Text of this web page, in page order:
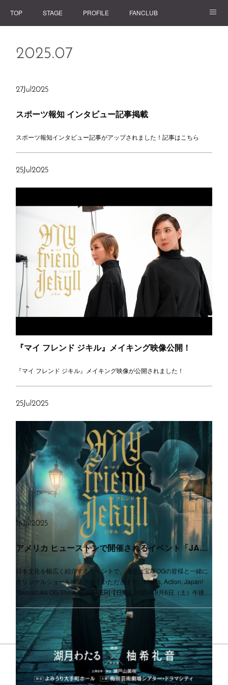
TOP STAGE PROFILE FANCLUB
2025.07
27Jul 2025
スポーツ報知 インタビュー記事掲載
スポーツ報知インタビュー記事がアップされました！記事はこちら
25Jul 2025
『マイ フレンド ジキル』メイキング映像公開！
『マイ フレンド ジキル』メイキング映像が公開されました！
25Jul 2025
16Jul2025
アメリカ ヒューストンで開催されるイベント「JAPAN FESTIVAL HOUSTON 2025」出演決定！
日本文化を幅広く紹介するイベントで、湖月は宝塚OGの皆様と一緒に
オリジナルショーを披露させていただきます。Lights, Action, Japan!
Takarazuka OG Show [FOREVER]【日時】2025年9月6日（土）午後…
©2026 WATARU KOZUKI OFFICIAL FAN CLUB ACROSS. All Rights
Reserved．